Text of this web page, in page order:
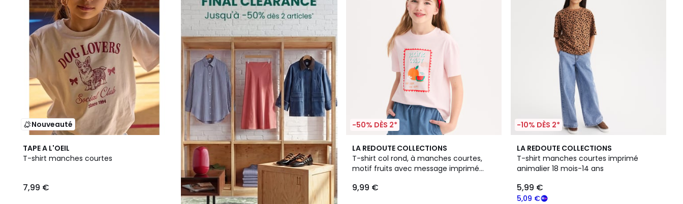
place
15,29
Nouveauté
TAPE A L'OEIL
T-shirt manches courtes
7,99 €
-50% DÈS 2*
LA REDOUTE COLLECTIONS
T-shirt col rond, à manches courtes,
motif fruits avec message imprimé
9,99 €
5
/
5
-10% DÈS 2*
LA REDOUTE COLLECTIONS
T-shirt manches courtes imprimé
animalier 18 mois-14 ans
5,09 €
5,99 €
4,9
/ 5